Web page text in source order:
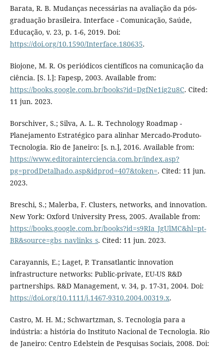
Barata, R. B. Mudanças necessárias na avaliação da pós-
graduação brasileira. Interface - Comunicação, Saúde,
Educação, v. 23, p. 1-6, 2019. Doi:
https://doi.org/10.1590/Interface.180635.
Biojone, M. R. Os periódicos científicos na comunicação da
ciência. [S. l.]: Fapesp, 2003. Available from:
https://books.google.com.br/books?id=DgfNe1ig2u8C. Cited:
11 jun. 2023.
Borschiver, S.; Silva, A. L. R. Technology Roadmap -
Planejamento Estratégico para alinhar Mercado-Produto-
Tecnologia. Rio de Janeiro: [s. n.], 2016. Available from:
https://www.editorainterciencia.com.br/index.asp?
pg=prodDetalhado.asp&idprod=407&token=. Cited: 11 jun.
2023.
Breschi, S.; Malerba, F. Clusters, networks, and innovation.
New York: Oxford University Press, 2005. Available from:
https://books.google.com.br/books?id=s9RIa_JgUlMC&hl=pt-
BR&source=gbs_navlinks_s. Cited: 11 jun. 2023.
Carayannis, E.; Laget, P. Transatlantic innovation
infrastructure networks: Public-private, EU-US R&D
partnerships. R&D Management, v. 34, p. 17-31, 2004. Doi:
https://doi.org/10.1111/j.1467-9310.2004.00319.x.
Castro, M. H. M.; Schwartzman, S. Tecnologia para a
indústria: a história do Instituto Nacional de Tecnologia. Rio
de Janeiro: Centro Edelstein de Pesquisas Sociais, 2008. Doi: